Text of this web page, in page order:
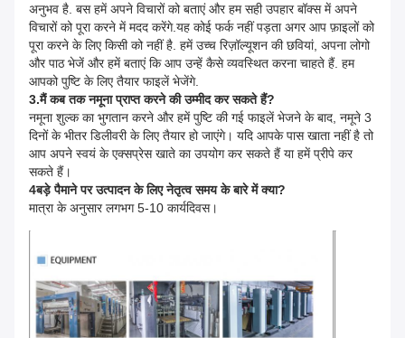
अनुभव है. बस हमें अपने विचारों को बताएं और हम सही उपहार बॉक्स में अपने
विचारों को पूरा करने में मदद करेंगे.यह कोई फर्क नहीं पड़ता अगर आप फ़ाइलों को
पूरा करने के लिए किसी को नहीं है. हमें उच्च रिज़ॉल्यूशन की छवियां, अपना लोगो
और पाठ भेजें और हमें बताएं कि आप उन्हें कैसे व्यवस्थित करना चाहते हैं. हम
आपको पुष्टि के लिए तैयार फाइलें भेजेंगे.
3.मैं कब तक नमूना प्राप्त करने की उम्मीद कर सकते हैं?
नमूना शुल्क का भुगतान करने और हमें पुष्टि की गई फाइलें भेजने के बाद, नमूने 3
दिनों के भीतर डिलीवरी के लिए तैयार हो जाएंगे। यदि आपके पास खाता नहीं है तो
आप अपने स्वयं के एक्सप्रेस खाते का उपयोग कर सकते हैं या हमें प्रीपे कर
सकते हैं।
4बड़े पैमाने पर उत्पादन के लिए नेतृत्व समय के बारे में क्या?
मात्रा के अनुसार लगभग 5-10 कार्यदिवस।